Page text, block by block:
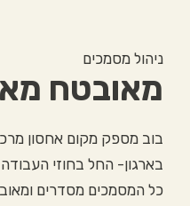
ניהול מסמכים
מאובטח
בוב מספק מקום אחסון
בארגון- החל בחוזי
כל המסמכים מסדרים